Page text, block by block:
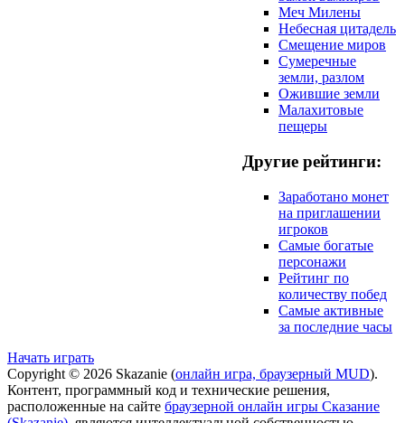
Меч Милены
Небесная цитадель
Смещение миров
Сумеречные
земли, разлом
Ожившие земли
Малахитовые
пещеры
Другие рейтинги:
Заработано монет
на приглашении
игроков
Самые богатые
персонажи
Рейтинг по
количеству побед
Самые активные
за последние часы
Начать играть
Copyright © 2026 Skazanie (онлайн игра, браузерный MUD).
Контент, программный код и технические решения,
расположенные на сайте браузерной онлайн игры Сказание